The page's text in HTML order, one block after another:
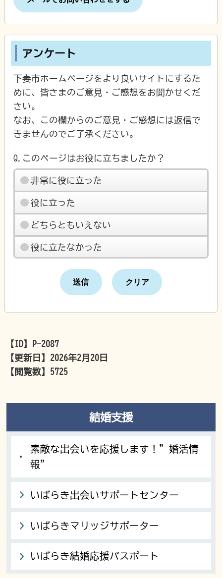
アンケート
下妻市ホームページをより良いサイトにするた
めに、皆さまのご意見・ご感想をお聞かせくだ
さい。
なお、この欄からのご意見・ご感想には返信で
きませんのでご了承ください。
Q.このページはお役に立ちましたか？
非常に役に立った
役に立った
どちらともいえない
役に立たなかった
【ID】
P-2087
【更新日】 2026年2月20日
【閲覧数】 5725
結婚支援
素敵な出会いを応援します！”婚活情
報”
いばらき出会いサポートセンター
いばらきマリッジサポーター
いばらき結婚応援パスポート